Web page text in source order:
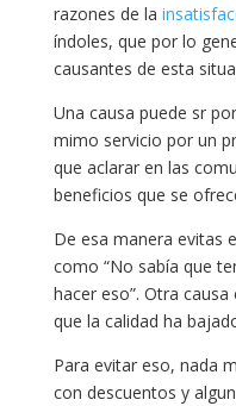
razones de la
índoles, que por lo
causantes de esta
Una causa puede sr
mimo servicio por un
que aclarar en las
beneficios que se
De esa manera evitas
como “No sabía que
hacer eso”. Otra
que la calidad ha
Para evitar eso, nada
con descuentos y